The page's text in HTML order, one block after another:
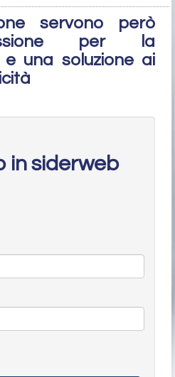
servono però
per la
una soluzione ai
in siderweb